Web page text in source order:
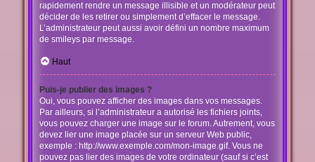
rapidement rendre un message illisible et un modérateur peut
décider de les retirer ou simplement d’effacer le message.
L’administrateur peut aussi avoir défini un nombre maximum
de smileys par message.
Haut
Puis-je publier des images ?
Oui, vous pouvez afficher des images dans vos messages.
Par ailleurs, si l’administrateur a autorisé les fichiers joints,
vous pouvez charger une image sur le forum. Autrement, vous
devez lier une image placée sur un serveur Web public,
exemple : http://www.exemple.com/mon-image.gif. Vous ne
pouvez pas lier des images de votre ordinateur (sauf si c’est